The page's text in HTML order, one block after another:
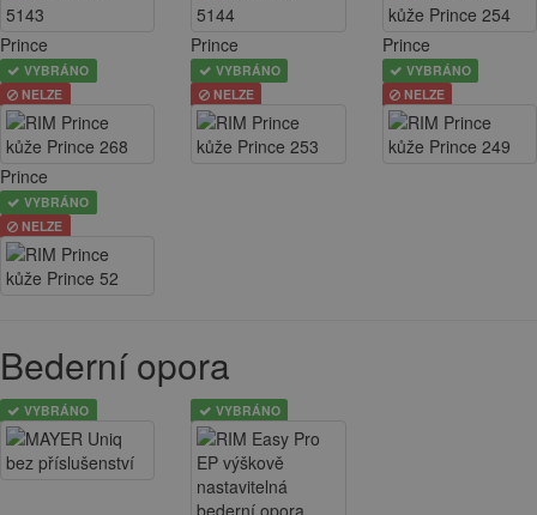
Prince
VYBRÁNO
NELZE
Prince
VYBRÁNO
NELZE
Prince
VYBRÁNO
NELZE
Prince
VYBRÁNO
NELZE
Bederní opora
VYBRÁNO VYBRÁNO